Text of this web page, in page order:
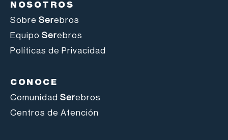
NOSOTROS
Sobre Serebros
Equipo Serebros
Políticas de Privacidad
CONOCE
Comunidad Serebros
Centros de Atención